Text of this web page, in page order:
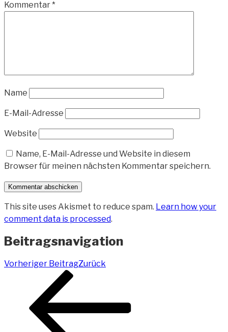
Kommentar*
Name
E-Mail-Adresse
Website
Name, E-Mail-Adresse und Website in diesem
Browser für meinen nächsten Kommentar speichern.
This site uses Akismet to reduce spam. Learn how your
comment data is processed.
Beitragsnavigation
Vorheriger BeitragZurück